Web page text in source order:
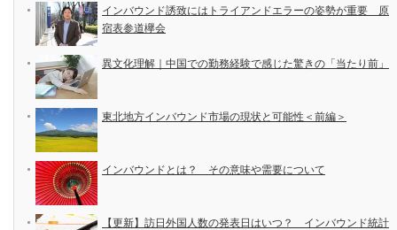
インバウンド誘致にはトライアンドエラーの姿勢が重要 原
宿表参道欅会
異文化理解｜中国での勤務経験で感じた驚きの「当たり前」
東北地方インバウンド市場の現状と可能性＜前編＞
インバウンドとは？ その意味や需要について
【更新】訪日外国人数の発表日はいつ？ インバウンド統計